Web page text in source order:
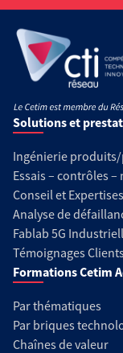
Solutions et
Ingénierie
Essais – contrôles –
Conseil et Expertises
Analyse de
Fablab 5G
Témoignages
Formations Cetim
Par thématiques
Par briques
Chaînes de valeur